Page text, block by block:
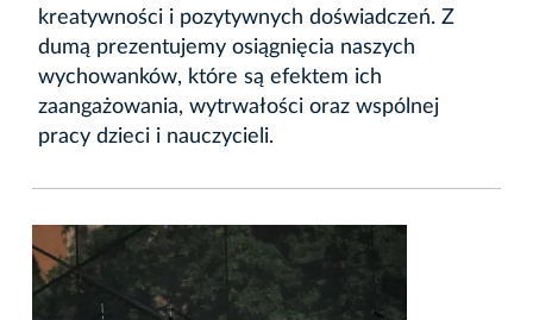
kreatywności i pozytywnych doświadczeń. Z
dumą prezentujemy osiągnięcia naszych
wychowanków, które są efektem ich
zaangażowania, wytrwałości oraz wspólnej
pracy dzieci i nauczycieli.